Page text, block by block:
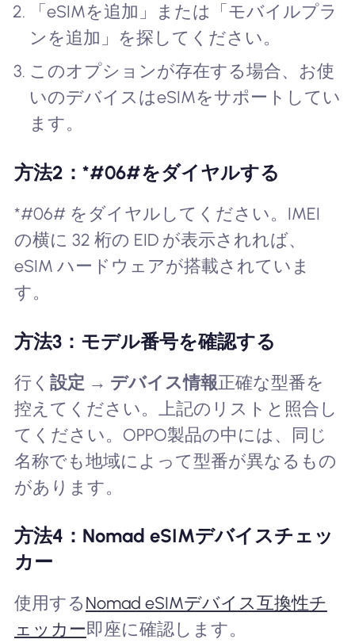
「eSIMを追加」または「モバイルプラ
ンを追加」を探してください。
このオプションが存在する場合、お使
いのデバイスはeSIMをサポートしてい
ます。
方法2：*#06#をダイヤルする
*#06# をダイヤルしてください。IMEI
の横に 32 桁の EID が表示されれば、
eSIM ハードウェアが搭載されていま
す。
方法3：モデル番号を確認する
行く 設定 → デバイス情報正確な型番を
控えてください。上記のリストと照合し
てください。OPPO製品の中には、同じ
名称でも地域によって型番が異なるもの
があります。
方法4：Nomad eSIMデバイスチェッ
カー
使用する Nomad eSIMデバイス互換性チ
ェッカー即座に確認します。